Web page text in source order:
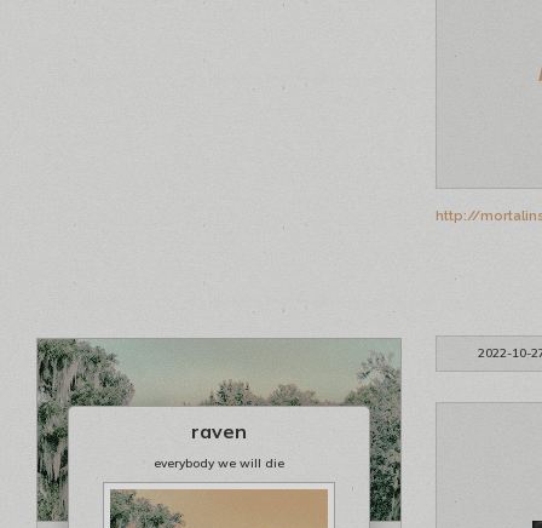
http://
2022-10-
raven
everybody we will die